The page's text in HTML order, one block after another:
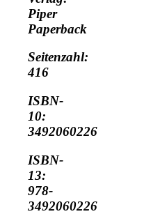
Piper
Paperback
Seitenzahl:
416
ISBN-
10:
3492060226
ISBN-
13:
978-
3492060226